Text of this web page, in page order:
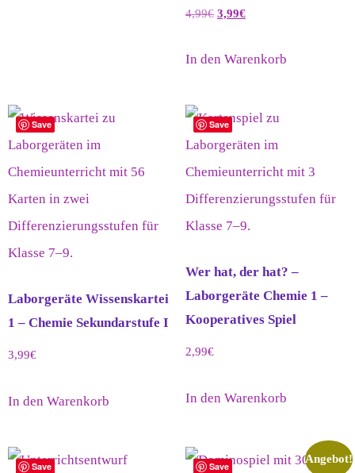
4,99€ 3,99€
In den Warenkorb
Save
Laborgeräte Wissenskartei
1 – Chemie Sekundarstufe I
3,99€
In den Warenkorb
Save
Wer hat, der hat? –
Laborgeräte Chemie 1 –
Kooperatives Spiel
2,99€
In den Warenkorb
Save Save
Angebot!